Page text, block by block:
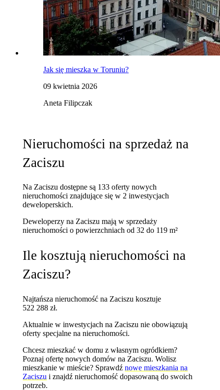
Jak się mieszka w Toruniu?
09 kwietnia 2026
Aneta Filipczak
Nieruchomości na sprzedaż na
Zaciszu
Na Zaciszu dostępne są 133 oferty nowych
nieruchomości znajdujące się w 2 inwestycjach
deweloperskich.
Deweloperzy na Zaciszu mają w sprzedaży
nieruchomościo powierzchniach od 32 do 119 m²
Ile kosztują nieruchomości na
Zaciszu?
Najtańsza nieruchomość na Zaciszu kosztuje
522 288 zł.
Aktualnie w inwestycjach na Zaciszu nie obowiązują
oferty specjalne na nieruchomości.
Chcesz mieszkać w domu z własnym ogródkiem?
Poznajofertę nowych domów na Zaciszu. Wolisz
mieszkanie w mieście? Sprawdźnowe mieszkania na
Zaciszu i znajdź nieruchomość dopasowaną do swoich
potrzeb.